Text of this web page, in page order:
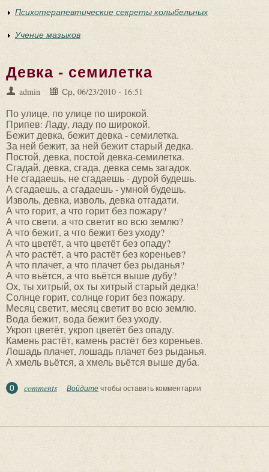
Психотерапевтические секреты колыбельных
Учение мазыков
Девка - семилетка
admin Ср, 06/23/2010 - 16:51
По улице, по улице по широкой.
Припев: Ладу, ладу по широкой.
Бежит девка, бежит девка - семилетка.
За ней бежит, за ней бежит старый дедка.
Постой, девка, постой девка-семилетка.
Сгадай, девка, сгада, девка семь загадок.
Не сгадаешь, не сгадаешь - дурой будешь.
А сгадаешь, а сгадаешь - умной будешь.
Изволь, девка, изволь, девка отгадати.
А что горит, а что горит без пожару?
А что свети, а что светит во всю землю?
А что бежит, а что бежит без уходу?
А что цветёт, а что цветёт без опаду?
А что растёт, а что растёт без кореньев?
А что плачет, а что плачет без рыданья?
А что вьётся, а что вьётся выше дубу?
Ох, ты хитрый, ох ты хитрый старый дедка!
Солнце горит, солнце горит без пожару.
Месяц светит, месяц светит во всю землю.
Вода бежит, вода бежит без уходу.
Укроп цветёт, укроп цветёт без опаду.
Камень растёт, камень растёт без кореньев.
Лошадь плачет, лошадь плачет без рыданья.
А хмель вьётся, а хмель вьётся выше дуба.
0 comments Войдитечтобы оставить комментарии